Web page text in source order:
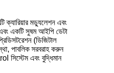
ক্যারিয়ার মড্যুলেশন এবং
একটি সুষম আইপি ডেটা
(ডিজিটাল
পাবলিক সরবরাহ করুন
সিস্টেম এবং বুদ্ধিমান